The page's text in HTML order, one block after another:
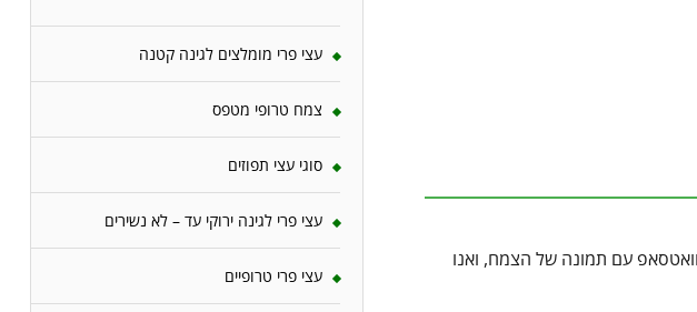
עם תמונה של הצמח, ואנו
עצי פרי מומלצים לגינה קטנה
צמח טרופי מטפס
סוגי עצי תפוזים
עצי פרי לגינה ירוקי עד – לא נשירים
עצי פרי טרופיים